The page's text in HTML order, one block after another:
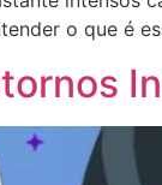
o que é